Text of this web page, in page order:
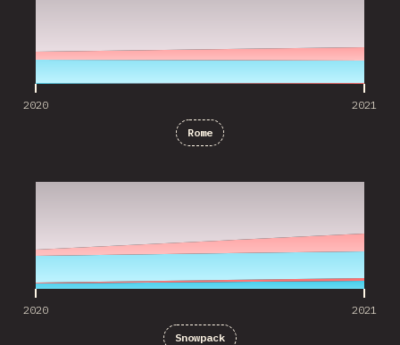
2020 2021
Rome
2020 2021
Snowpack